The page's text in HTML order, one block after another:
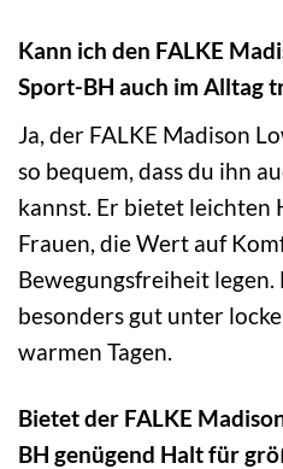
Kann ich den FALKE
Sport-BH auch im Alltag
Ja, der FALKE Madison
so bequem, dass du ihn
kannst. Er bietet leichten
Frauen, die Wert auf
Bewegungsfreiheit legen.
besonders gut unter
warmen Tagen.
Bietet der FALKE
BH genügend Halt für